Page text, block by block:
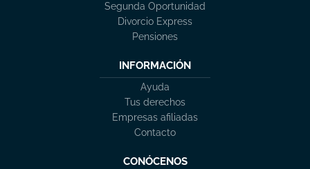
Segunda Oportunidad
Divorcio Express
Pensiones
INFORMACIÓN
Ayuda
Tus derechos
Empresas afiliadas
Contacto
CONÓCENOS